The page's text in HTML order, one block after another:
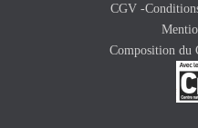
CGV -
Composition du